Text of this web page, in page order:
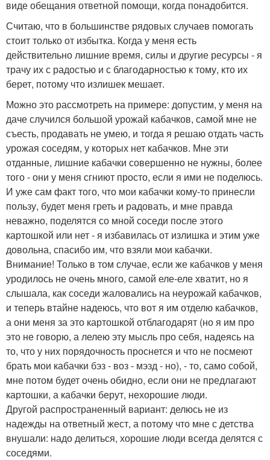
виде обещания ответной помощи, когда понадобится.
Считаю, что в большинстве рядовых случаев помогать
стоит только от избытка. Когда у меня есть
действительно лишние время, силы и другие ресурсы - я
трачу их с радостью и с благодарностью к тому, кто их
берет, потому что излишек мешает.
Можно это рассмотреть на примере: допустим, у меня на
даче случился большой урожай кабачков, самой мне не
съесть, продавать не умею, и тогда я решаю отдать часть
урожая соседям, у которых нет кабачков. Мне эти
отданные, лишние кабачки совершенно не нужны, более
того - они у меня сгниют просто, если я ими не поделюсь.
И уже сам факт того, что мои кабачки кому-то принесли
пользу, будет меня греть и радовать, и мне правда
неважно, поделятся со мной соседи после этого
картошкой или нет - я избавилась от излишка и этим уже
довольна, спасибо им, что взяли мои кабачки.
Внимание! Только в том случае, если же кабачков у меня
уродилось не очень много, самой еле-еле хватит, но я
слышала, как соседи жаловались на неурожай кабачков,
и теперь втайне надеюсь, что вот я им отделю кабачков,
а они меня за это картошкой отблагодарят (но я им про
это не говорю, а лелею эту мысль про себя, надеясь на
то, что у них порядочность проснется и что не посмеют
брать мои кабачки бэз - воз - мэзд - но), - то, само собой,
мне потом будет очень обидно, если они не предлагают
картошки, а кабачки берут, нехорошие люди.
Другой распространенный вариант: делюсь не из
надежды на ответный жест, а потому что мне с детства
внушали: надо делиться, хорошие люди всегда делятся с
соседями.